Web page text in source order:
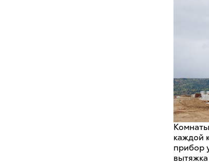
каждой
прибор